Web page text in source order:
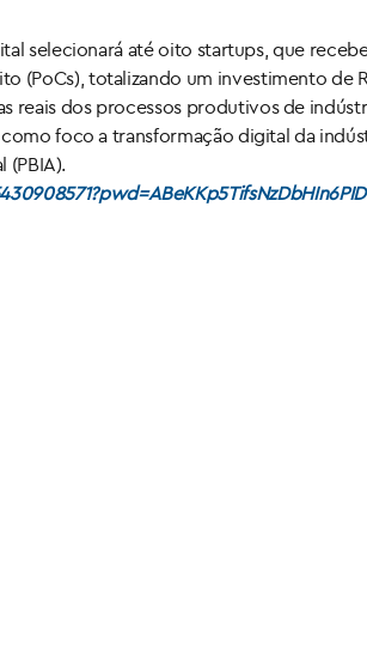
selecionará até oito startups, que
(PoCs), totalizando um investimento de
reais dos processos produtivos de
foco a transformação digital da
(PBIA).